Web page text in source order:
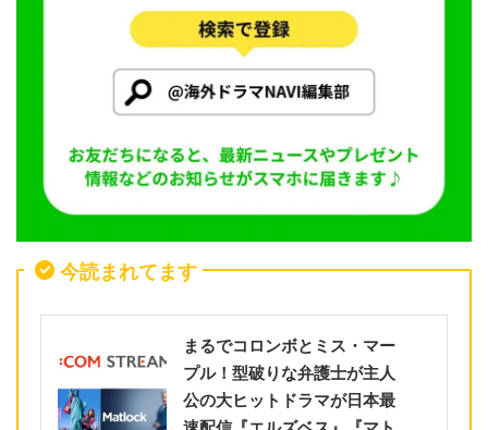
今読まれてます
まるでコロンボとミス・マー
プル！型破りな弁護士が主人
公の大ヒットドラマが日本最